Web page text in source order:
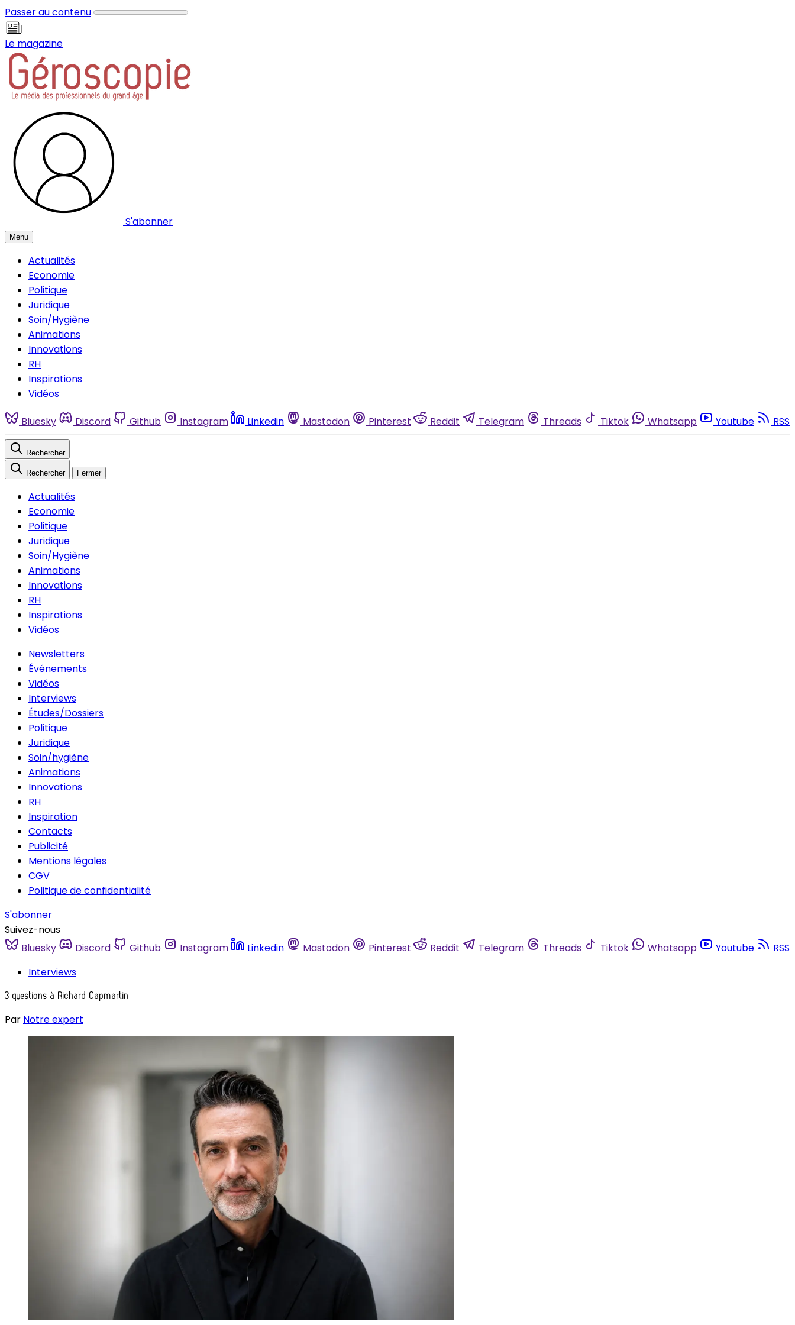
Passer au contenu
Le magazine
S'abonner
Menu
Actualités
Economie
Politique
Juridique
Soin/Hygiène
Animations
Innovations
RH
Inspirations
Vidéos
Bluesky Discord Github Instagram Linkedin Mastodon Pinterest Reddit Telegram Threads Tiktok Whatsapp Youtube RSS
Rechercher
Rechercher Fermer
Actualités
Economie
Politique
Juridique
Soin/Hygiène
Animations
Innovations
RH
Inspirations
Vidéos
Newsletters
Événements
Vidéos
Interviews
Études/Dossiers
Politique
Juridique
Soin/hygiène
Animations
Innovations
RH
Inspiration
Contacts
Publicité
Mentions légales
CGV
Politique de confidentialité
S'abonner
Suivez-nous
Bluesky
Discord Github Instagram Linkedin Mastodon Pinterest Reddit Telegram Threads Tiktok Whatsapp Youtube
RSS
Interviews
3 questions à Richard Capmartin
Par Notre expert
Panneau de gestion des cookies